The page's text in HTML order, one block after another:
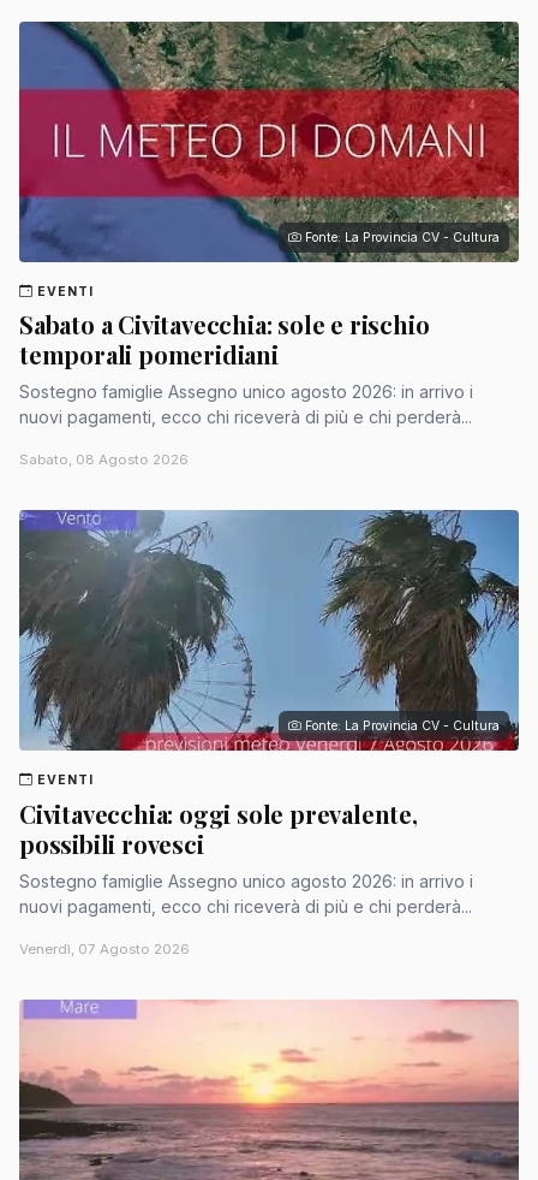
Fonte: La Provincia CV - Cultura
EVENTI
Sabato a Civitavecchia: sole e rischio
temporali pomeridiani
Sostegno famiglie Assegno unico agosto 2026: in arrivo i
nuovi pagamenti, ecco chi riceverà di più e chi perderà...
Sabato, 08 Agosto 2026
Fonte: La Provincia CV - Cultura
EVENTI
Civitavecchia: oggi sole prevalente,
possibili rovesci
Sostegno famiglie Assegno unico agosto 2026: in arrivo i
nuovi pagamenti, ecco chi riceverà di più e chi perderà...
Venerdì, 07 Agosto 2026